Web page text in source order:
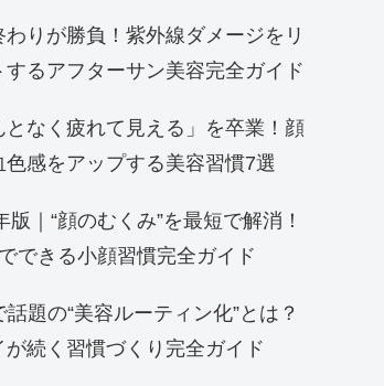
わりが勝負！紫外線ダメージをリ
するアフターサン美容完全ガイド
となく疲れて見える」を卒業！顔
色感をアップする美容習慣7選
版｜“顔のむくみ”を最短で解消！
できる小顔習慣完全ガイド
話題の“美容ルーティン化”とは？
が続く習慣づくり完全ガイド